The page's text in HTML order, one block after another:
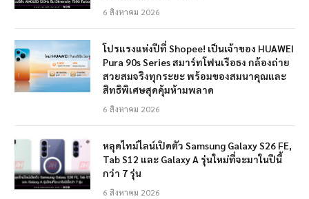
6 สิงหาคม 2026
โปรแรงแห่งปีที่ Shopee! เป็นเจ้าของ HUAWEI
Pura 90s Series สมาร์ทโฟนเรือธง กล้องถ่าย
สวยสมจริงทุกระยะ พร้อมของสมนาคุณและ
สิทธิพิเศษสุดคุ้มห้ามพลาด
6 สิงหาคม 2026
หลุดไทม์ไลน์เปิดตัว Samsung Galaxy S26 FE,
Tab S12 และ Galaxy A รุ่นใหม่ที่จะมาในปีนี้
กว่า 7 รุ่น
6 สิงหาคม 2026